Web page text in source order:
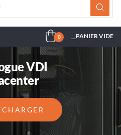
0 __PANIER VIDE
VDI